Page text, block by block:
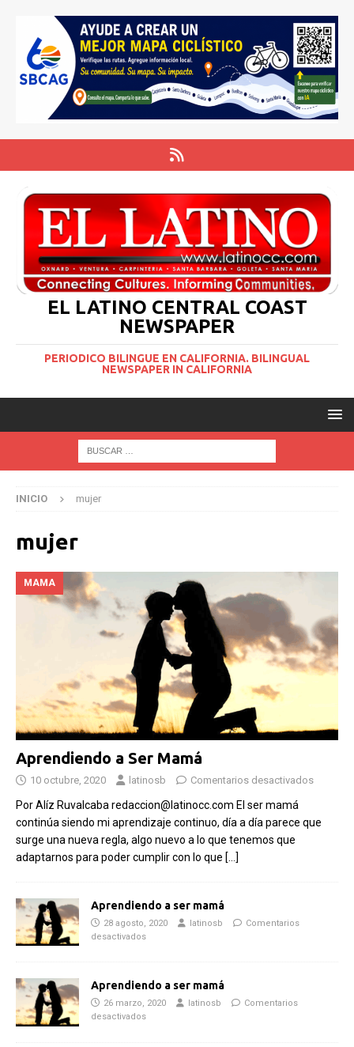
EL LATINO CENTRAL COAST
NEWSPAPER
PERIODICO BILINGUE EN CALIFORNIA. BILINGUAL
NEWSPAPER IN CALIFORNIA
INICIO mujer
mujer
MAMA
Aprendiendo a Ser Mamá
10 octubre, 2020 latinosb Comentarios desactivados
Por Alíz Ruvalcaba redaccion@latinocc.com El ser mamá
continúa siendo mi aprendizaje continuo, día a día parece que
surge una nueva regla, algo nuevo a lo que tenemos que
adaptarnos para poder cumplir con lo que […]
Aprendiendo a ser mamá
28 agosto, 2020 latinosb
Comentarios
desactivados
Aprendiendo a ser mamá
26 marzo, 2020 latinosb
Comentarios
desactivados